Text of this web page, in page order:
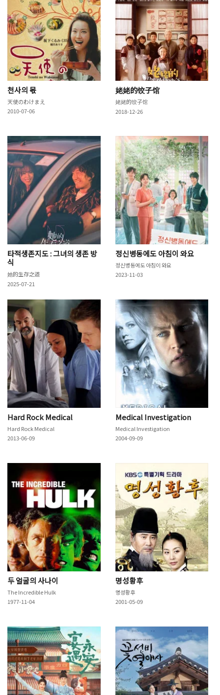
천사의 몫
天使のわけまえ
2010-07-06
姥姥的饺子馆
姥姥的饺子馆
2018-12-26
타적생존지도 : 그녀의 생존 방
식
她的生存之道
2025-07-21
정신병동에도 아침이 와요
정신병동에도 아침이 와요
2023-11-03
Hard Rock Medical
Hard Rock Medical
2013-06-09
Medical Investigation
Medical Investigation
2004-09-09
두 얼굴의 사나이
The Incredible Hulk
1977-11-04
명성황후
명성황후
2001-05-09